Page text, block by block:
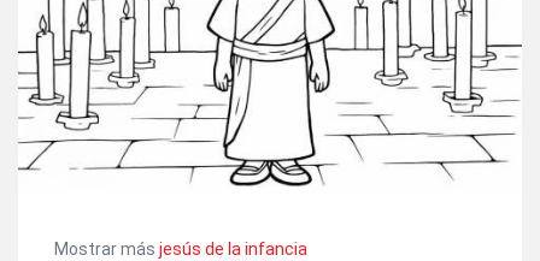
Mostrar más jesús de la infancia